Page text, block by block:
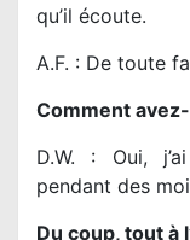
qu’il écoute.
A.F. : De toute
Comment
D.W. : Oui,
pendant des
Du coup, tout à